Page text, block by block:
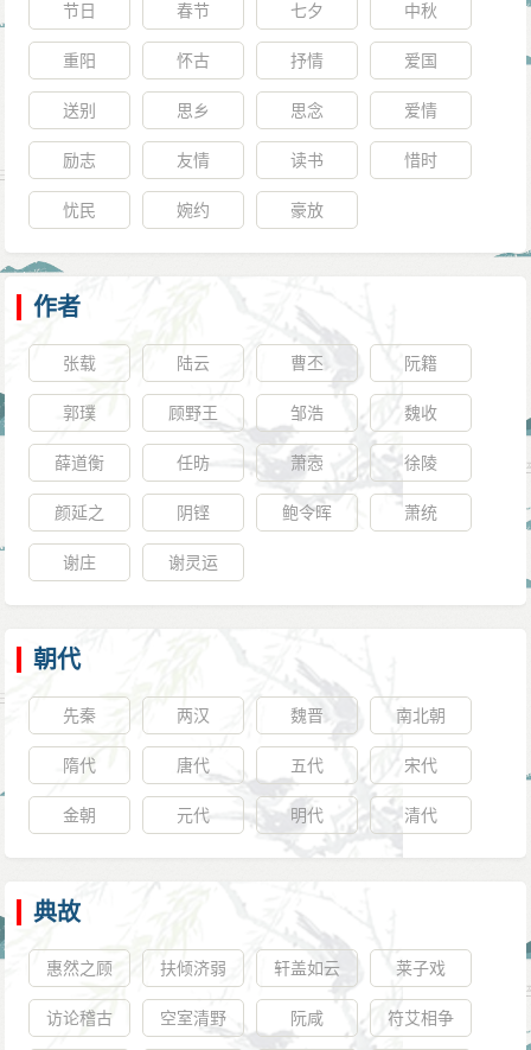
节日 春节 七夕 中秋
重阳 怀古 抒情 爱国
送别 思乡 思念 爱情
励志 友情 读书 惜时
忧民 婉约 豪放
作者
张载 陆云 曹丕 阮籍
郭璞 顾野王 邹浩 魏收
薛道衡 任昉 萧悫 徐陵
颜延之 阴铿 鲍令晖 萧统
谢庄 谢灵运
朝代
先秦 两汉 魏晋 南北朝
隋代 唐代 五代 宋代
金朝 元代 明代 清代
典故
惠然之顾 扶倾济弱 轩盖如云 莱子戏
访论稽古 空室清野 阮咸 符艾相争